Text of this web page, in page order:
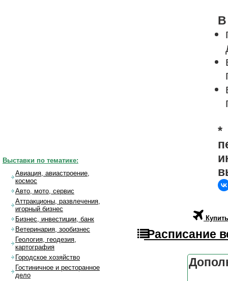
В
*
Расписание
Выставки по тематике:
Авиация, авиастроение,
космос
Авто, мото, сервис
Аттракционы, развлечения,
игорный бизнес
Бизнес, инвестиции, банк
Ветеринария, зообизнес
Геология, геодезия,
картография
Городское хозяйство
Гостиничное и ресторанное
дело